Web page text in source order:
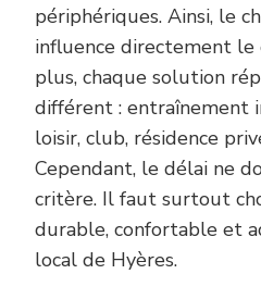
périphériques. Ainsi, le
influence directement
plus, chaque solution
différent : entraînement
loisir, club, résidence
Cependant, le délai ne
critère. Il faut surtout
durable, confortable et
local de Hyères.